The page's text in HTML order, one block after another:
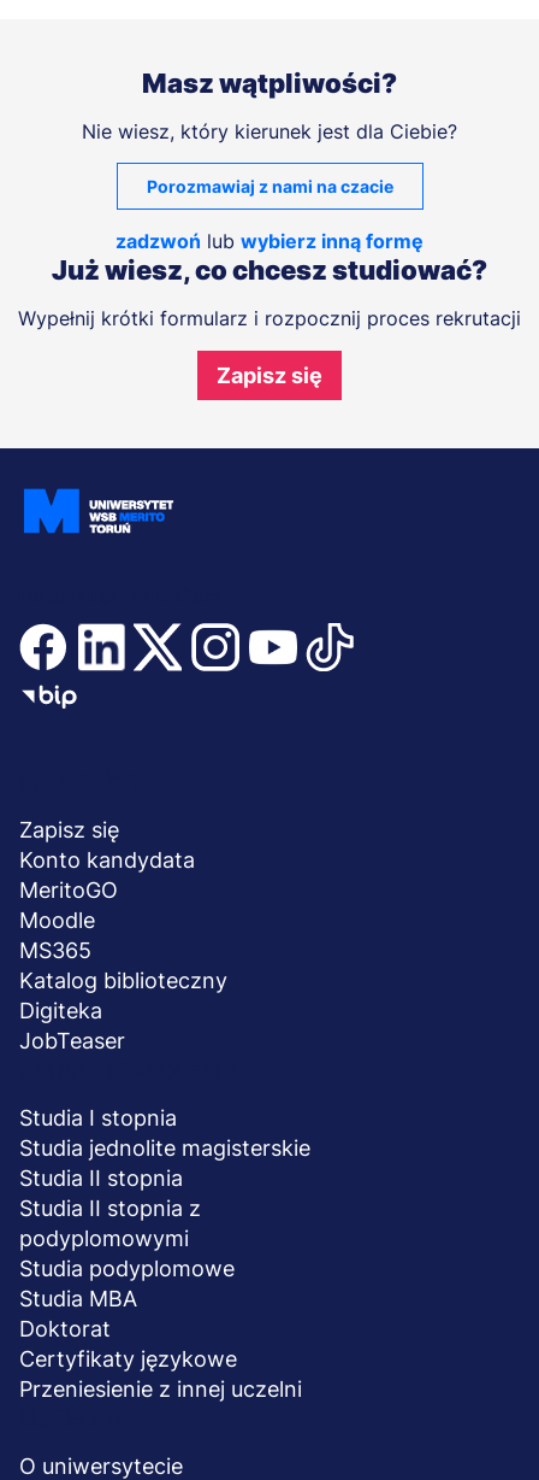
Masz wątpliwości?
Nie wiesz, który kierunek jest dla Ciebie?
Porozmawiaj z nami na czacie
zadzwoń lub wybierz inną formę
Już wiesz, co chcesz studiować?
Wypełnij krótki formularz i rozpocznij proces rekrutacji
Zapisz się
stopka
Zapisz się
Konto kandydata
MeritoGO
Moodle
MS365
Katalog biblioteczny
Digiteka
JobTeaser
Studia I stopnia
Studia jednolite magisterskie
Studia II stopnia
Studia II stopnia z
podyplomowymi
Studia podyplomowe
Studia MBA
Doktorat
Certyfikaty językowe
Przeniesienie z innej uczelni
O uniwersytecie